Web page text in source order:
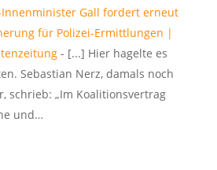
Innenminister Gall fordert erneut
für Polizei-Ermittlungen |
- [...] Hier hagelte es
Sebastian Nerz, damals noch
schrieb: „Im Koalitionsvertrag
und…